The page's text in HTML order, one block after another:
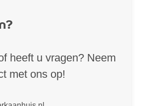
heeft u vragen? Neem
met ons op!